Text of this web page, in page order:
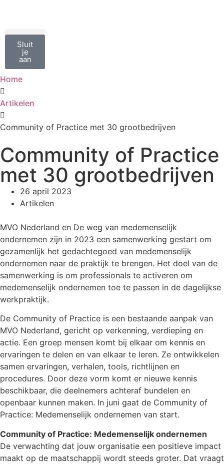
Sluit
je
aan
Home
Artikelen
Community of Practice met 30 grootbedrijven
Community of Practice
met 30 grootbedrijven
26 april 2023
Artikelen
MVO Nederland en De weg van medemenselijk
ondernemen zijn in 2023 een samenwerking gestart om
gezamenlijk het gedachtegoed van medemenselijk
ondernemen naar de praktijk te brengen. Het doel van de
samenwerking is om professionals te activeren om
medemenselijk ondernemen toe te passen in de dagelijkse
werkpraktijk.
De Community of Practice is een bestaande aanpak van
MVO Nederland, gericht op verkenning, verdieping en
actie. Een groep mensen komt bij elkaar om kennis en
ervaringen te delen en van elkaar te leren. Ze ontwikkelen
samen ervaringen, verhalen, tools, richtlijnen en
procedures. Door deze vorm komt er nieuwe kennis
beschikbaar, die deelnemers achteraf bundelen en
openbaar kunnen maken. In juni gaat de Community of
Practice: Medemenselijk ondernemen van start.
Community of Practice: Medemenselijk ondernemen
De verwachting dat jouw organisatie een positieve impact
maakt op de maatschappij wordt steeds groter. Dat vraagt